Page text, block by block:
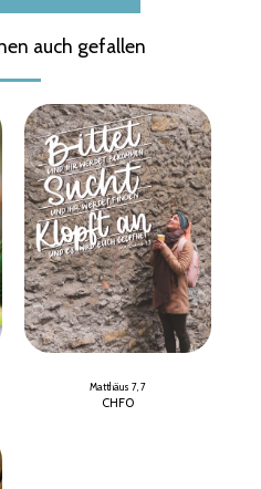
auch gefallen
Matthäus 7, 7
CHF0